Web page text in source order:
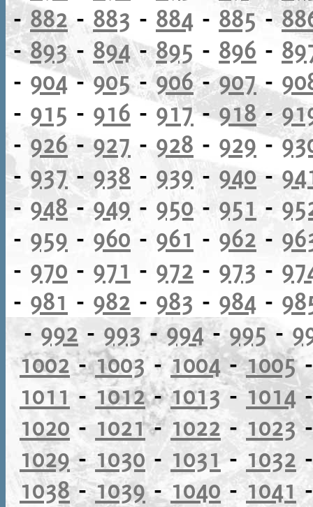
- 882- 883 - 884 - 885-
-893- 894-895 - 896 -
- 904-905-906-907-
- 915 - 916 - 917-918-
- 926-927 - 928 - 929-
-937- 938 - 939- 940 -
- 948- 949 - 950 - 951 -
- 959 - 960 - 961 - 962 -
- 970 - 971 - 972 - 973 -
- 981 - 982 - 983 - 984 -
- 992 - 993 -994-995 -
1002-1003-1004-1005
1011 - 1012-1013-1014
1020 - 1021-1022- 1023
1029-1030 - 1031- 1032
1038-1039-1040- 1041